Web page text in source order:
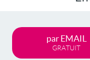
par EMAIL
GRATUIT